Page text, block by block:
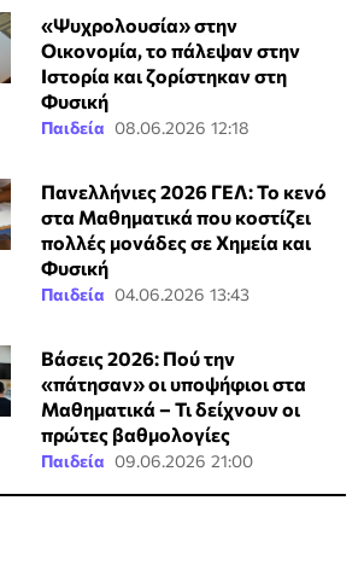
«Ψυχρολουσία» στην
Οικονομία, το πάλεψαν στην
Ιστορία και ζορίστηκαν στη
Φυσική
Παιδεία 08.06.2026 12:18
Πανελλήνιες 2026 ΓΕΛ: Το κενό
στα Μαθηματικά που κοστίζει
πολλές μονάδες σε Χημεία και
Φυσική
Παιδεία 04.06.2026 13:43
Βάσεις 2026: Πού την
«πάτησαν» οι υποψήφιοι στα
Μαθηματικά – Τι δείχνουν οι
πρώτες βαθμολογίες
Παιδεία 09.06.2026 21:00